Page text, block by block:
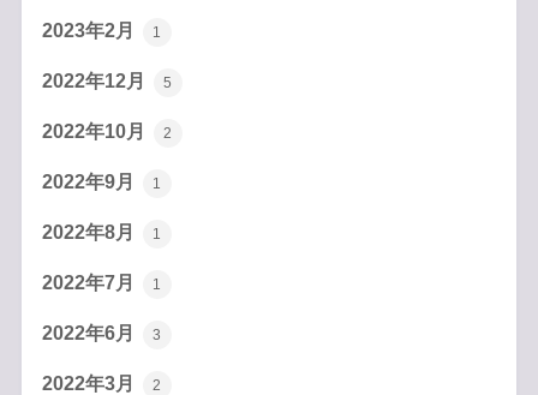
2023年2月 1
2022年12月 5
2022年10月 2
2022年9月 1
2022年8月 1
2022年7月 1
2022年6月 3
2022年3月 2